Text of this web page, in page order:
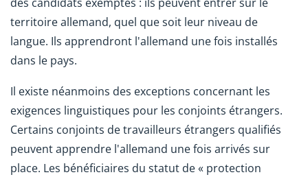
des candidats exemptés : ils peuvent entrer sur le
territoire allemand, quel que soit leur niveau de
langue. Ils apprendront l'allemand une fois installés
dans le pays.
Il existe néanmoins des exceptions concernant les
exigences linguistiques pour les conjoints étrangers.
Certains conjoints de travailleurs étrangers qualifiés
peuvent apprendre l'allemand une fois arrivés sur
place. Les bénéficiaires du statut de « protection